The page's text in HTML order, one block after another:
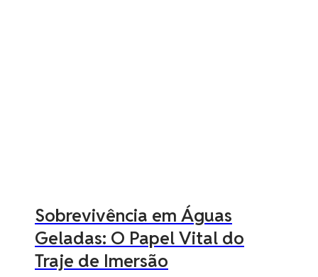
Sobrevivência em Águas
Geladas: O Papel Vital do
Traje de Imersão